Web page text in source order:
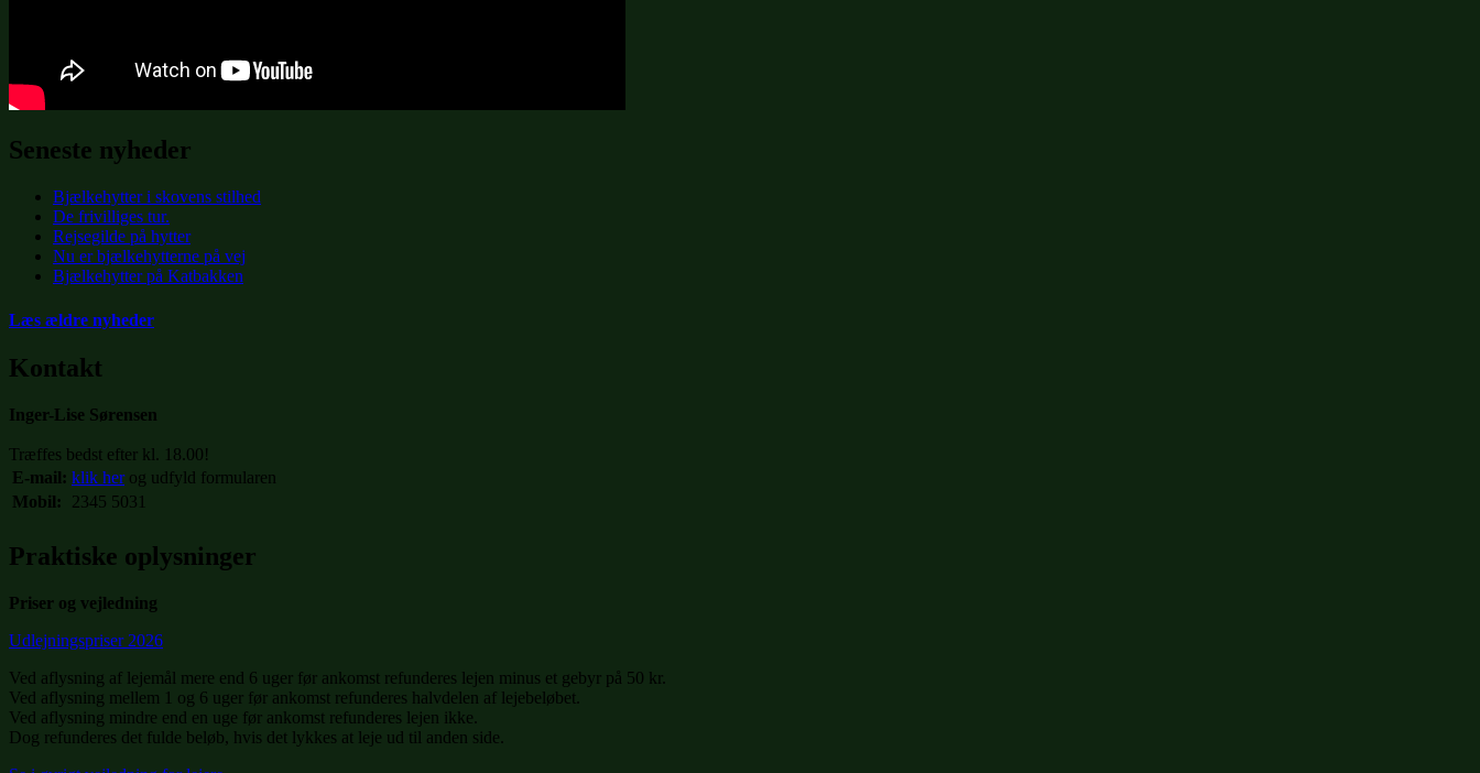
Seneste nyheder
Bjælkehytter i skovens stilhed
De frivilliges tur.
Rejsegilde på hytter
Nu er bjælkehytterne på vej
Bjælkehytter på Katbakken
Læs ældre nyheder
Kontakt
Inger-Lise Sørensen
Træffes bedst efter kl. 18.00!
E-mail: klik herog udfyld formularen
Mobil:
2345 5031
Praktiske oplysninger
Priser og vejledning
Udlejningspriser 2026
Ved aflysning af lejemål mere end 6 uger før ankomst refunderes lejen minus et gebyr på 50 kr.
Ved aflysning mellem 1 og 6 uger før ankomst refunderes halvdelen af lejebeløbet.
Ved aflysning mindre end en uge før ankomst refunderes lejen ikke.
Dog refunderes det fulde beløb, hvis det lykkes at leje ud til anden side.